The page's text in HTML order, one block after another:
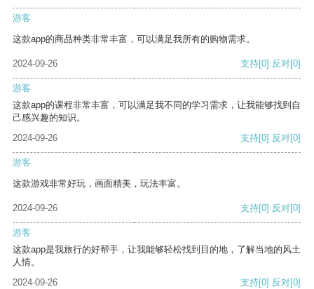
游客
这款app的商品种类非常丰富，可以满足我所有的购物需求。
2024-09-26 支持[0] 反对[0]
游客
这款app的课程非常丰富，可以满足我不同的学习需求，让我能够找到自
己感兴趣的知识。
2024-09-26
支持[0] 反对[0]
游客
这款游戏非常好玩，画面精美，玩法丰富。
2024-09-26 支持[0] 反对[0]
游客
这款app是我旅行的好帮手，让我能够轻松找到目的地，了解当地的风土
人情。
2024-09-26
支持[0] 反对[0]